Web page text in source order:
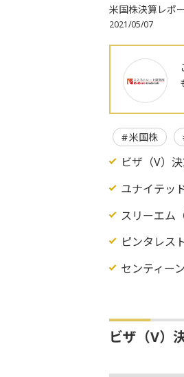
米国株決算レポ
2021/05/07
米国株
ビザ（V）
ユナイテッ
スリーエム
ピンタレス
センティー
ビザ（V）